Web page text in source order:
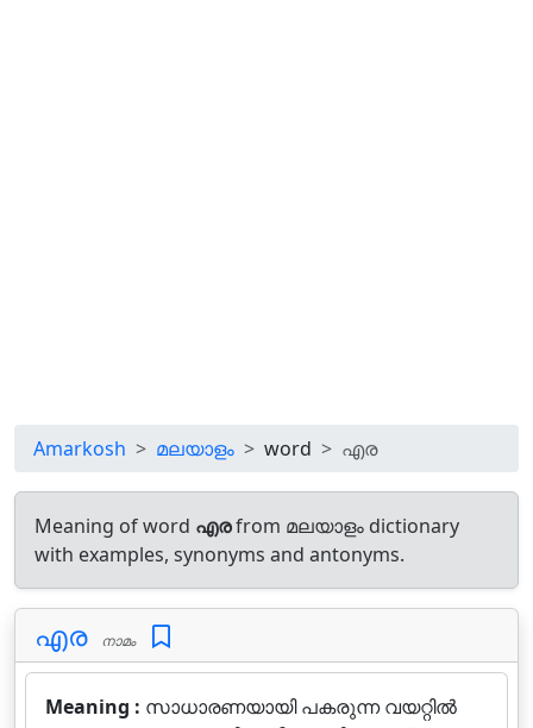
Amarkosh മലയാളം word എര
Meaning of word എരfrom മലയാളം dictionary
with examples, synonyms and antonyms.
എര നാമം
Meaning : സാധാരണയായി പകരുന്ന വയറ്റില്‍